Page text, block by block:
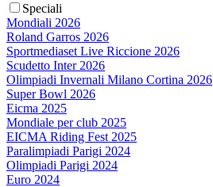
Speciali
Mondiali 2026
Roland Garros 2026
Sportmediaset Live Riccione 2026
Scudetto Inter 2026
Olimpiadi Invernali Milano Cortina 2026
Super Bowl 2026
Eicma 2025
Mondiale per club 2025
EICMA Riding Fest 2025
Paralimpiadi Parigi 2024
Olimpiadi Parigi 2024
Euro 2024